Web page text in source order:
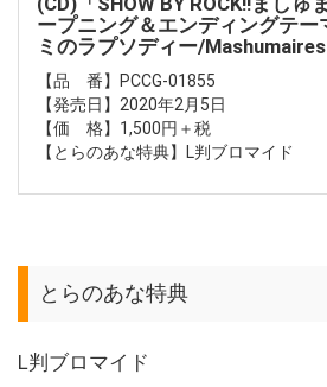
ープニング＆エンディングテー
ミのラプソディー/
【品 番】PCCG-01855
【発売日】2020年2月5日
【価 格】1,500円＋税
【とらのあな特典】L判ブロマイド
とらのあな特典
L判ブロマイド